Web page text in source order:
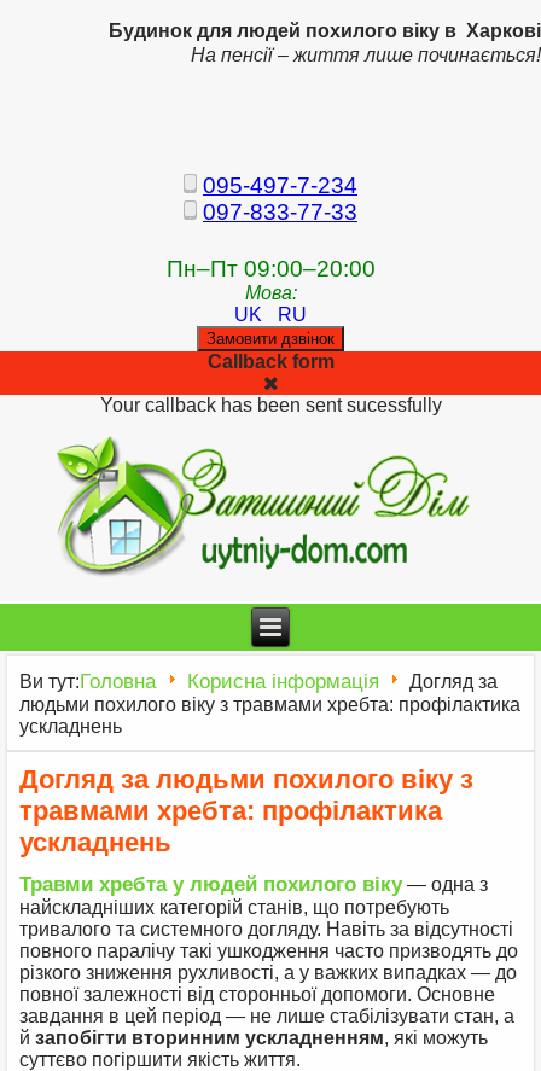
Будинок для людей похилого віку в Харкові
На пенсії – життя лише починається!
095-497-7-234
097-833-77-33
Пн–Пт 09:00–20:00
Мова:
UK
RU
Замовити дзвінок
Callback form
Your callback has been sent sucessfully
Ви тут:Головна Корисна інформація
Догляд за
людьми похилого віку з травмами хребта: профілактика
ускладнень
Догляд за людьми похилого віку з
травмами хребта: профілактика
ускладнень
Травми хребта у людей похилого віку— одна з
найскладніших категорій станів, що потребують
тривалого та системного догляду. Навіть за відсутності
повного паралічу такі ушкодження часто призводять до
різкого зниження рухливості, а у важких випадках — до
повної залежності від сторонньої допомоги. Основне
завдання в цей період — не лише стабілізувати стан, а
йзапобігти вторинним ускладненням, які можуть
суттєво погіршити якість життя.